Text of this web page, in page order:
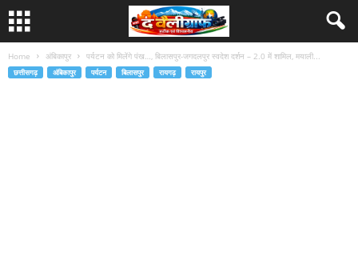
Home अंबिकापुर पर्यटन को मिलेंगे पंख…, बिलासपुर-जगदलपुर स्वदेश दर्शन – 2.0 में शामिल, मयाली...
छत्तीसगढ़ अंबिकापुर पर्यटन बिलासपुर रायगढ़ रायपुर